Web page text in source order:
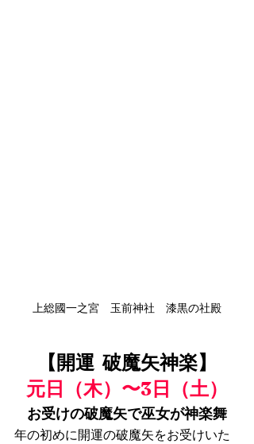
上総國一之宮　玉前神社　漆黒の社殿
【開運  破魔矢神楽】
元日（木）〜3日（土）
お受けの破魔矢で巫女が神楽舞
年の初めに開運の破魔矢をお受けいた